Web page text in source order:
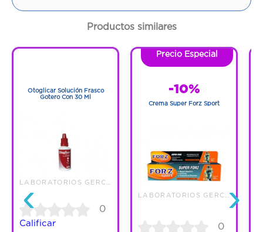
Productos similares
‹
Otoglicar Solución Frasco
Gotero Con 30 Ml
0
Calificar
Precio Especial
-10%
Crema Super Forz Sport
LABORATORIOS GERCO S.A.S
0
›